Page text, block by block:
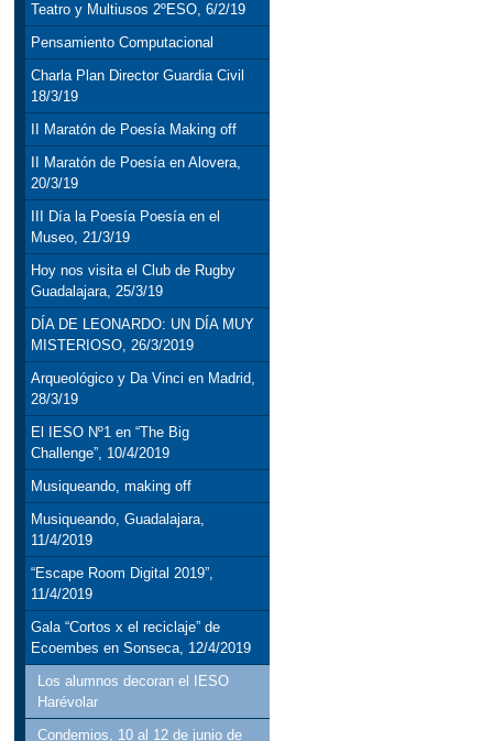
Teatro y Multiusos 2ºESO, 6/2/19
Pensamiento Computacional
Charla Plan Director Guardia Civil
18/3/19
II Maratón de Poesía Making off
II Maratón de Poesía en Alovera,
20/3/19
III Día la Poesía Poesía en el
Museo, 21/3/19
Hoy nos visita el Club de Rugby
Guadalajara, 25/3/19
DÍA DE LEONARDO: UN DÍA MUY
MISTERIOSO, 26/3/2019
Arqueológico y Da Vinci en Madrid,
28/3/19
El IESO Nº1 en “The Big
Challenge”, 10/4/2019
Musiqueando, making off
Musiqueando, Guadalajara,
11/4/2019
“Escape Room Digital 2019”,
11/4/2019
Gala “Cortos x el reciclaje” de
Ecoembes en Sonseca, 12/4/2019
Los alumnos decoran el IESO
Harévolar
Condemios, 10 al 12 de junio de